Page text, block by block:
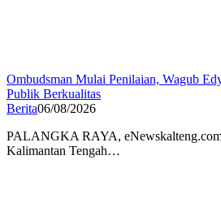
Ombudsman Mulai Penilaian, Wagub
Publik Berkualitas
Berita06/08/2026
PALANGKA RAYA,
Kalimantan Tengah…